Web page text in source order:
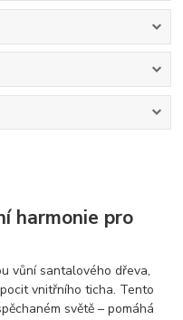
harmonie pro
vůní santalového dřeva,
vnitřního ticha. Tento
světě – pomáhá